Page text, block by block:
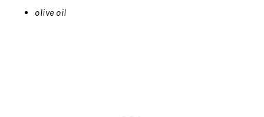
olive oil